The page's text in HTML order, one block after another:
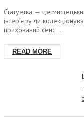
Статуетка — це
інтер’єру чи
прихований сенс...
READ MORE